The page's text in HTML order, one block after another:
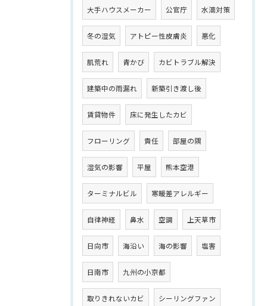
大手ハウスメーカー 公官庁 水滴対策
冬の湿気 アトピー性皮膚炎 悪化
肌荒れ 青かび カビトラブル解決
建築中の雨漏れ 新築引き渡し後
賃貸物件 床に発生したカビ
フローリング 責任 部屋の隅
湿気の影響 平屋 熊本空港
ターミナルビル 寒暖差アレルギー
自律神経 鼻水 空調 上天草市
日向市 海沿い 海の影響 塩害
日南市 九州の小京都
取りきれないカビ シーリングファン